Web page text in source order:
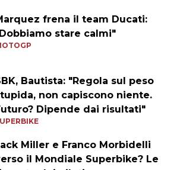
frena il team Ducati:
stare calmi"
Bautista: "Regola sul peso
non capiscono niente.
Dipende dai risultati"
Miller e Franco Morbidelli
il Mondiale Superbike? Le